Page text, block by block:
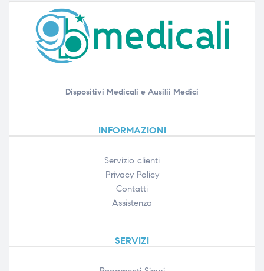
Dispositivi Medicali e Ausilii Medici
INFORMAZIONI
Servizio clienti
Privacy Policy
Contatti
Assistenza
SERVIZI